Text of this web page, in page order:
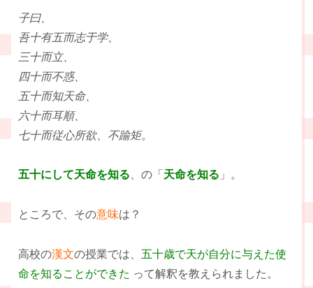
子曰、
吾十有五而志于学、
三十而立、
四十而不惑、
五十而知天命、
六十而耳順、
七十而従心所欲、不踰矩。
五十にして天命を知る 、の「 天命を知る 」。
ところで、その意味は？
高校の漢文の授業では、 五十歳で天が自分に与えた使
命を知ることができた って解釈を教えられました。